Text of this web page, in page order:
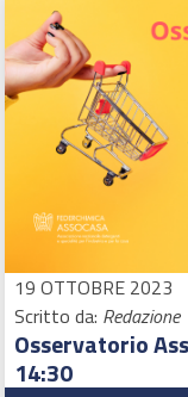
19 OTTOBRE 2023
Scritto da: Redazione
Osservatorio
14:30